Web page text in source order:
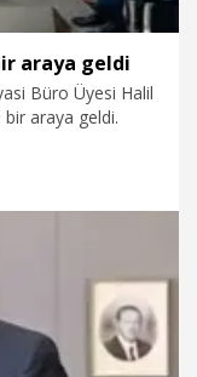
araya geldi
Büro Üyesi Halil
bir araya geldi.